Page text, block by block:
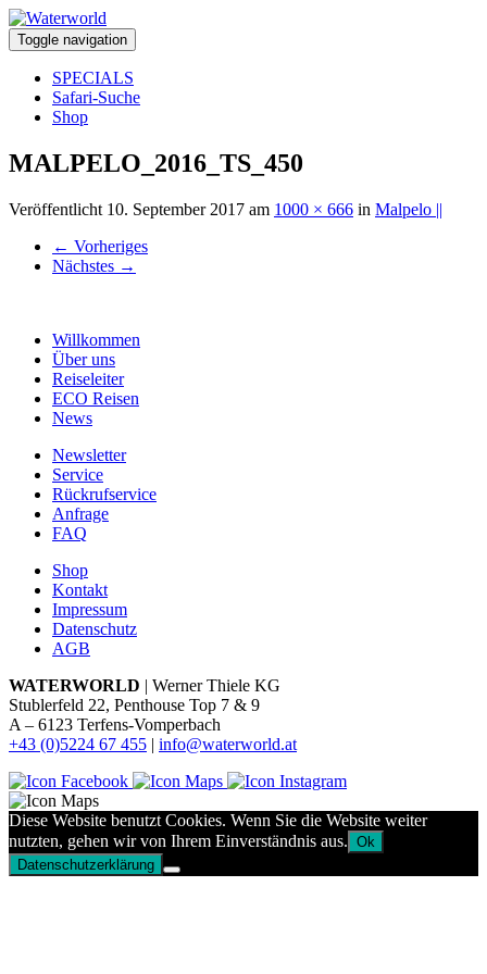
Toggle navigation
SPECIALS
Safari-Suche
Shop
MALPELO_2016_TS_450
Veröffentlicht 10. September 2017 am 1000 × 666 in Malpelo ||
← Vorheriges
Nächstes →
Willkommen
Über uns
Reiseleiter
ECO Reisen
News
Newsletter
Service
Rückrufservice
Anfrage
FAQ
Shop
Kontakt
Impressum
Datenschutz
AGB
WATERWORLD | Werner Thiele KG
Stublerfeld 22, Penthouse Top 7 & 9
A – 6123 Terfens-Vomperbach
+43 (0)5224 67 455 | info@waterworld.at
Diese Website benutzt Cookies. Wenn Sie die Website weiter
nutzten, gehen wir von Ihrem Einverständnis aus. Ok
Datenschutzerklärung